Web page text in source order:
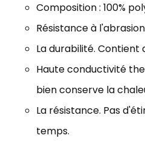
Composition : 100%
Résistance à l'abrasion
La durabilité. Contient
Haute conductivité
bienconserve la
La résistance. Pas
temps.